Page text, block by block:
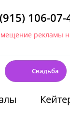
106-07-
рекламы
Свадьба